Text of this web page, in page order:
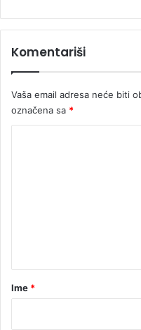
Komentariši
Vaša email adresa neće biti
označena sa *
r
Ime *